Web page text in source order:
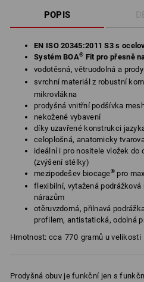
POPIS
EN ISO 20345:2011 S3 s
Systém BOA® Fit pro přesně
vodotěsná, větruodolná a
svrchní materiál z robustní
mikrovlákna
prodyšná vnitřní podšívka
nekožené vybavení
díky uzavřené konstrukci
celoplošná, anatomicky
ideální i pro nositele vložek do
(zvýšení stélky)
mezipodešev biocage® pro
flexibilní, vytažená
nárazům
otěruvzdorná, přilnavá
profilem, antistatická, odolná
Hmotnost: cca 770 gramů u velikosti
Prodyšná obuv je funkční jen s